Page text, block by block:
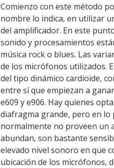
Comienzo con este método
nombre lo indica, en utilizar
del amplificador. En este
sonido y procesamientos
música rock o blues. Las
de los micrófonos utilizados.
del tipo dinámico cardioide,
entre sí que empiezan a
e609 y e906. Hay quienes
diafragma grande, pero en
normalmente no proveen un
abundan, son bastante
elevado nivel sonoro en que
ubicación de los micrófonos,